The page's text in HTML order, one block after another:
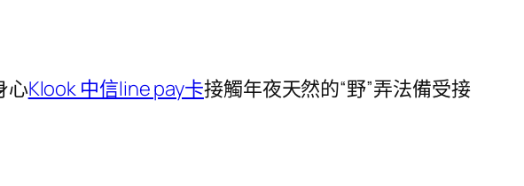
心Klook 中信line pay卡接觸年夜天然的“野”弄法備受接